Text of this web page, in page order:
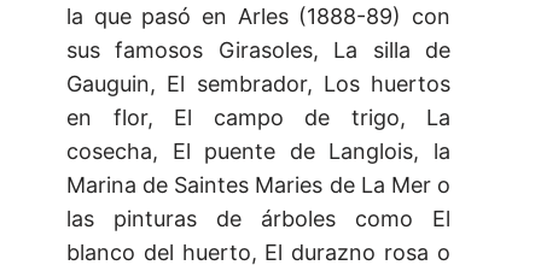
la que pasó en Arles (1888-89) con
sus famosos Girasoles, La silla de
Gauguin, El sembrador, Los huertos
en flor, El campo de trigo, La
cosecha, El puente de Langlois, la
Marina de Saintes Maries de La Mer o
las pinturas de árboles como El
blanco del huerto, El durazno rosa o